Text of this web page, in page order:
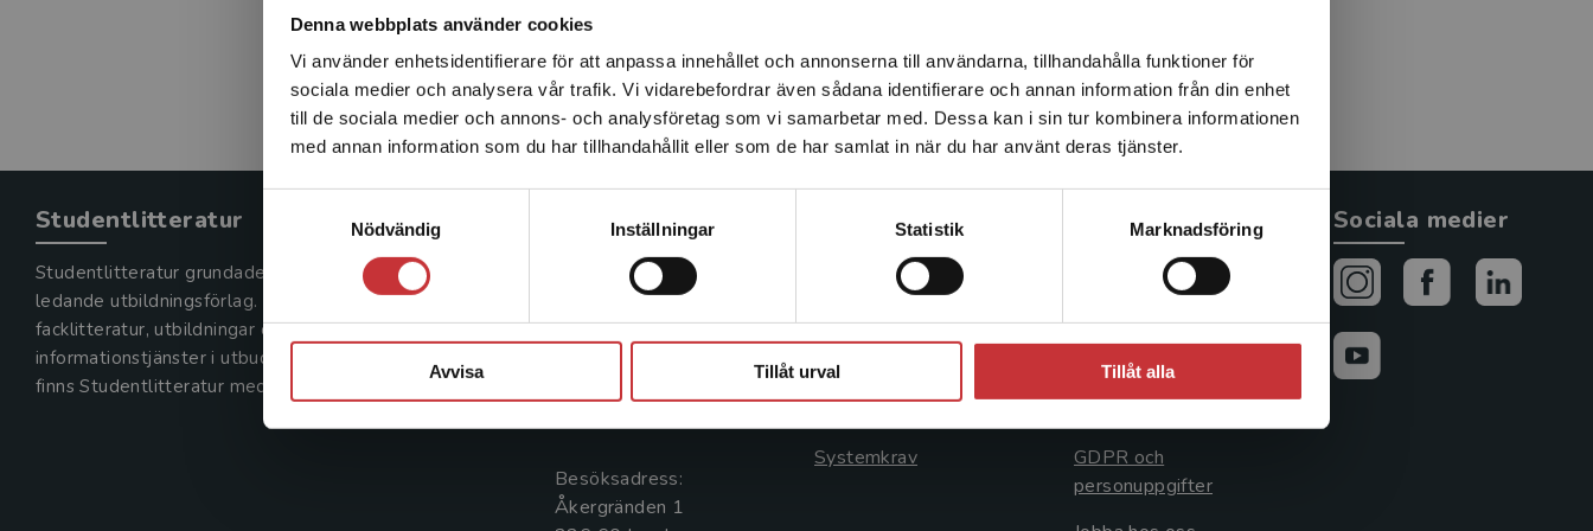
Denna webbplats använder cookies
Vi använder enhetsidentifierare för att anpassa innehållet och annonserna till användarna, tillhandahålla funktioner för
sociala medier och analysera vår trafik. Vi vidarebefordrar även sådana identifierare och annan information från din enhet
till de sociala medier och annons- och analysföretag som vi samarbetar med. Dessa kan i sin tur kombinera informationen
med annan information som du har tillhandahållit eller som de har samlat in när du har använt deras tjänster.
Nödvändig
Inställningar Statistik Marknadsföring
Avvisa Tillåt urval Tillåt alla
Det verkar som att du besöker studentlitteratur.se via en
enhet utanför Sverige. Vi erbjuder inte leveranser utanför
Sverige. För att kunna slutföra ett köp måste
leveransadressen vara i Sverige.Läs mer
Studentlitteratur
Studentlitteratur grundades 1963 och är idag Sveriges
ledande utbildningsförlag. Med läromedel, kurslitteratur,
facklitteratur, utbildningar och digitala
informationstjänster i utbudet,
finns Studentlitteratur med längs hela kunskapsresan.
Kontakta oss
Kontakta oss
046-31 20 00
Box 141
221 00 Lund
Besöksadress:
Åkergränden 1
Kundservice
Kontakta kundservice
046-31 21 00
Frågor och svar
Systemkrav
Allmänna länkar
Avtal och rättigheter
Cookies
GDPR och
personuppgifter
Sociala medier